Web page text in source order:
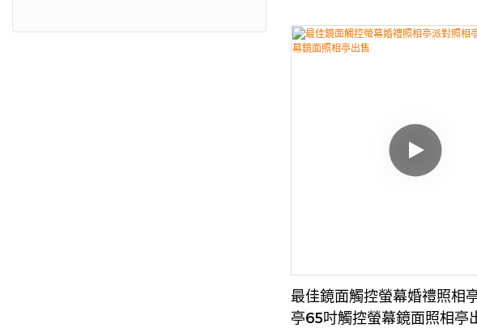
像；環繞機身的RGB光環可投射動
最佳鏡面觸控螢幕婚禮照相
亭65吋觸控螢幕鏡面照相亭